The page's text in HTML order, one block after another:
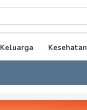
Keluarga Kesehatan